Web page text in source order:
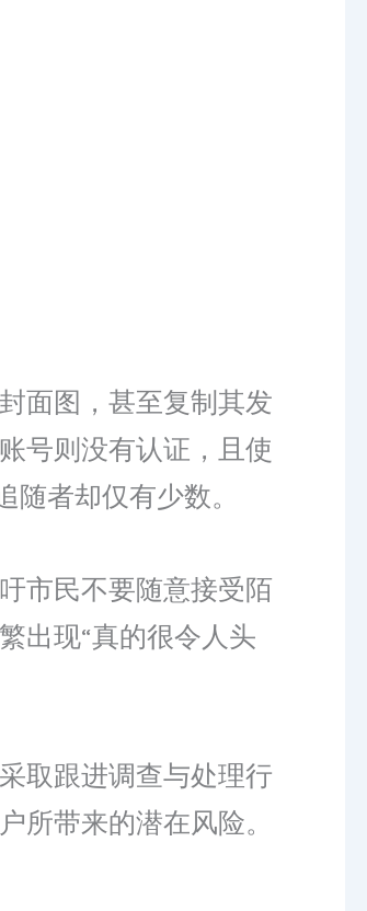
面图，甚至复制其发
号则没有认证，且使
者却仅有少数。
市民不要随意接受陌
出现“真的很令人头
取跟进调查与处理行
所带来的潜在风险。